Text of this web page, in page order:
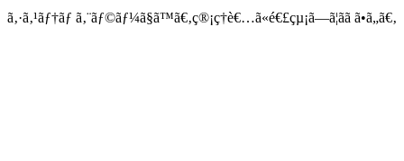
ã‚·ã‚¹ãƒ†ãƒ ã‚¨ãƒ©ãƒ¼ã§ã™ã€‚ç®¡ç†è€…ã«é€£çµ¡ã—ã¦ãã ã•ã„ã€‚